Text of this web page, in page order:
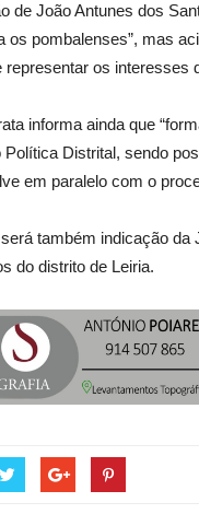
de João Antunes dos
os pombalenses”, mas
os interesses
informa ainda que
Distrital, sendo
em paralelo com o
também indicação
do distrito de Leiria.